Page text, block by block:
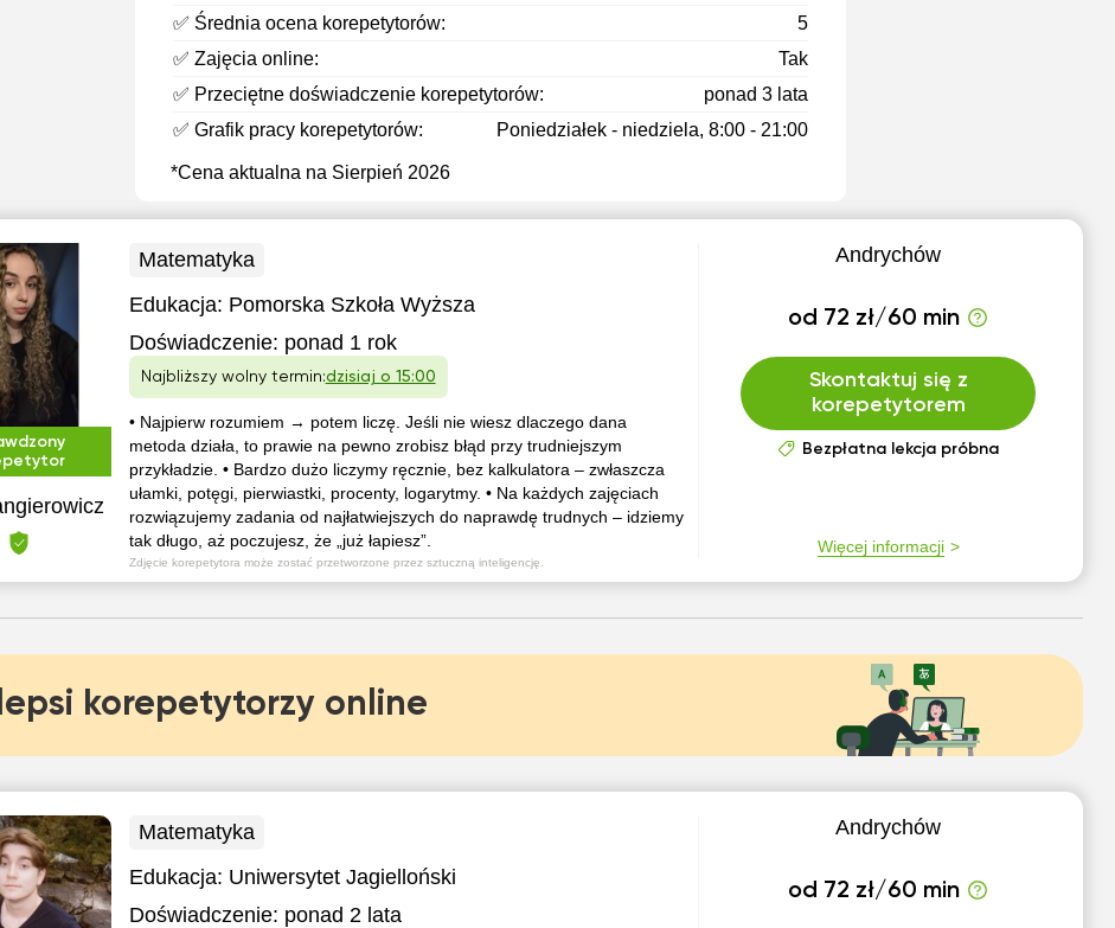
✅ Średnia ocena korepetytorów:
5
✅ Zajęcia online:
Tak
✅ Przeciętne doświadczenie korepetytorów:
ponad 3 lata
✅ Grafik pracy korepetytorów:
Poniedziałek - niedziela, 8:00 - 21:00
*Cena aktualna na Sierpień 2026
Zdjęcie korepetytora może zostać przetworzone przez sztuczną inteligencję.
Matematyka
Edukacja: Pomorska Szkoła Wyższa
Doświadczenie: ponad 1 rok
Najbliższy wolny termin:dzisiaj o 15:00
• Najpierw rozumiem → potem liczę. Jeśli nie wiesz dlaczego dana
metoda działa, to prawie na pewno zrobisz błąd przy trudniejszym
przykładzie. • Bardzo dużo liczymy ręcznie, bez kalkulatora – zwłaszcza
ułamki, potęgi, pierwiastki, procenty, logarytmy. • Na każdych zajęciach
rozwiązujemy zadania od najłatwiejszych do naprawdę trudnych – idziemy
tak długo, aż poczujesz, że „już łapiesz”.
Andrychów
od 72 zł/60 min
Skontaktuj się z
korepetytorem
Bezpłatna lekcja próbna
Więcej informacji
korepetytorzy online
Matematyka
Edukacja: Uniwersytet Jagielloński
Doświadczenie: ponad 2 lata
Andrychów
od 72 zł/60 min